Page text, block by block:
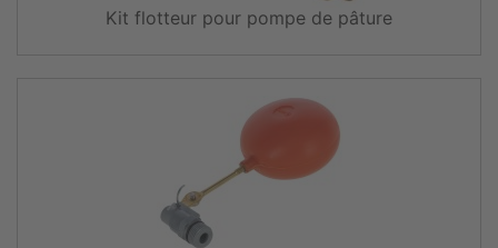
Kit flotteur pour pompe de pâture